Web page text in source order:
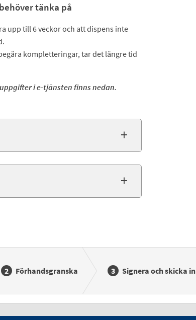
tänka på
upp till 6 veckor och att dispens inte
kompletteringar, tar det längre tid
i e-tjänsten finns nedan.
Förhandsgranska Signera och skicka in